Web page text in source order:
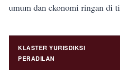
umum dan ekonomi ringan di
KLASTER YURISDIKSI
PERADILAN